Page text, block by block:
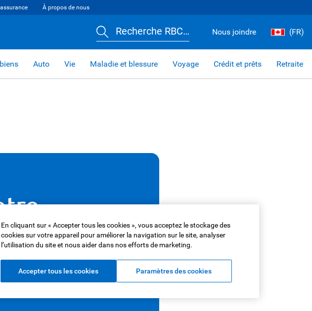
À propos de nous
Recherche RBC… Nous joindre (FR)
Auto Vie Maladie et blessure Voyage Crédit et prêts Retraite
biens
pour vous prémunir
objets de valeur que vous
En cliquant sur « Accepter tous les cookies », vous acceptez le stockage des
cookies sur votre appareil pour améliorer la navigation sur le site, analyser
l’utilisation du site et nous aider dans nos efforts de marketing.
Accepter tous les cookies Paramètres des cookies